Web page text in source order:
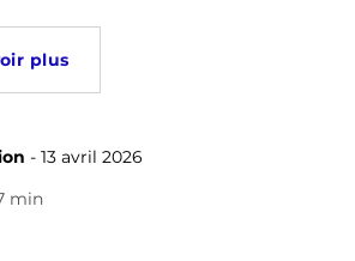
plus
- 13 avril 2026
min